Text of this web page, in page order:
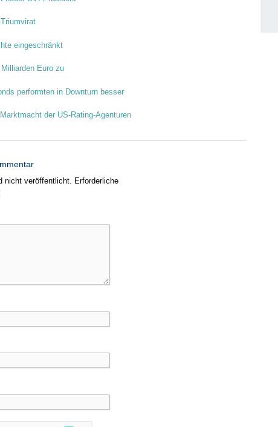
eingeschränkt
Euro zu
performten in Downturn besser
der US-Rating-Agenturen
nicht veröffentlicht. Erforderliche